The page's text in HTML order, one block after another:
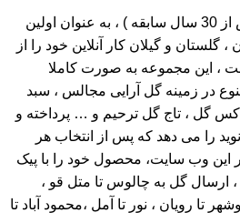
( بیش از 30 سال سابقه ) ، به عنوان اولین
گلستان و گیلان کار آنلاین خود را از
است ، این مجموعه به صورت کاملا
در زمینه گل آرایی مجالس ، سبد
گل ، تاج گل ترحیم و … پرداخته و
را می دهد که پس از انتخاب هر
این وب سایت، محصول خود را با پیک
گل به چالوس تا متل قو ،
تا رویان ، نور تا آمل ،محمود آباد تا